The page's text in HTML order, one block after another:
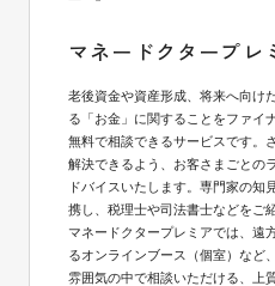
マネードクタープレ
老後資金や資産形成、将来へ向け
る「お金」に関することをファイ
無料で相談できるサービスです。
解決できるよう、お客さまごとの
ドバイスいたします。専門家の知
携し、税理士や司法書士などをご
マネードクタープレミアでは、遠
るオンラインブース（個室）など
雰囲気の中で相談いただける、上